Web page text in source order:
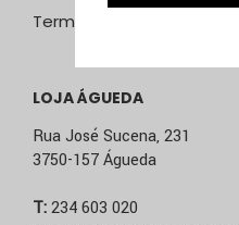
Termos & Condições
LOJA ÁGUEDA
Rua José Sucena, 231
3750-157 Águeda
T:234 603 020